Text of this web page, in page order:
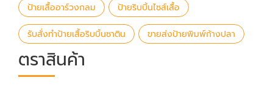
ป้ายเสื้ออาร์วงกลม ป้ายริบบิ้นไซส์เสื้อ
รับสั่งทำป้ายเสื้อริบบิ้นซาติน ขายส่งป้ายพิมพ์ก้างปลา
ตราสินค้า